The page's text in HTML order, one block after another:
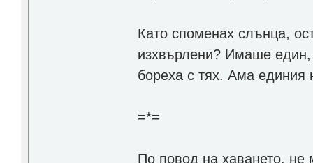
Като споменах слънца,
изхвърлени? Имаше един,
бореха с тях. Ама единия
=*=
По повод на хаването,